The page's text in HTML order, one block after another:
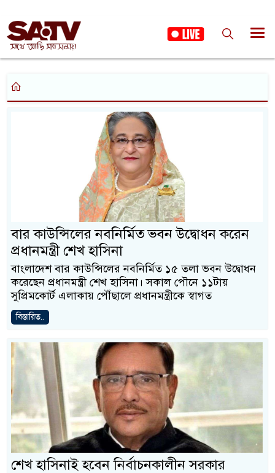
বার কাউন্সিলের নবনির্মিত ভবন উদ্বোধন করেন
প্রধানমন্ত্রী শেখ হাসিনা
বাংলাদেশ বার কাউন্সিলের নবনির্মিত ১৫ তলা ভবন উদ্বোধন
করেছেন প্রধানমন্ত্রী শেখ হাসিনা। সকাল পৌনে ১১টায়
সুপ্রিমকোর্ট এলাকায় পৌঁছালে প্রধানমন্ত্রীকে স্বাগত
বিস্তারিত..
শেখ হাসিনাই হবেন নির্বাচনকালীন সরকার